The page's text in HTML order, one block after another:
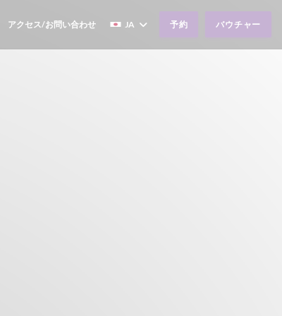
アクセス/お問い合わせ JA 予約 バウチャー